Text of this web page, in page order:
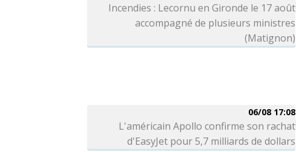
Incendies : Lecornu en Gironde le 17 août
accompagné de plusieurs ministres
(Matignon)
06/08 17:08
L'américain Apollo confirme son rachat
d'EasyJet pour 5,7 milliards de dollars